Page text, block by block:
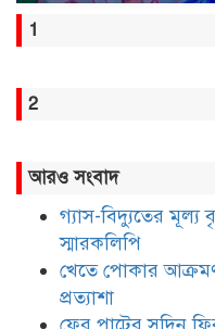
1
2
আরও সংবাদ
গ্যাস-বিদ্যুতের মূল্য
স্মারকলিপি
খেতে পোকার
প্রত্যাশা